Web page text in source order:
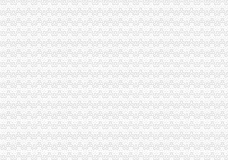
南山公司注册哪家好专业代理记账一般纳税人变更-深圳58同城
【深圳-南山区人事专员/招聘专员（双休））_人事专员/招聘专员（双
2017年深圳市南山区郭掌柜企业注销公司手续及材料-商务服务
财务代理
【58同城】深圳南山海上世界资质证书办理_企业资质代理_资质代办机
深圳南山出口退税培训课程_职场天地_天涯论坛_天涯社区
在深圳注册公司
《2016深圳新网上注册南山公司流程》
【深圳南山其他商务服务信息】-深圳赶集网
深圳南山教你怎样注册公司,深圳公司注册流程小常识-信息服务-人民
深圳公司注册分类信息_沭网
深圳龙华优质的深圳南山注册公司业务一般需要多长时间？时间多长？
深圳南山区：“一核多元”社区建模式--中国新闻--人民网
深圳专利变更：含（中国）企业名称核准、变更——总局核名金牌代理
南山0元注册公司服务信誉好价格低-咨询-十堰网